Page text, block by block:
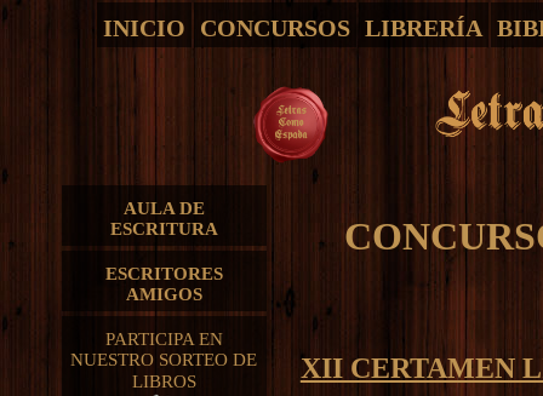
INICIO CONCURSOS LIBRERÍA
AULA DE
ESCRITURA
ESCRITORES
AMIGOS
PARTICIPA EN
NUESTRO SORTEO DE
LIBROS
XII CERTAMEN